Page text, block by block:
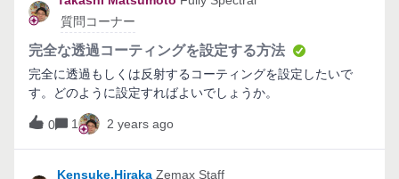
質問コーナー
完全な透過コーティングを設定する方法
完全に透過もしくは反射するコーティングを設定したいで
す。どのように設定すればよいでしょうか。
0 1 2 years ago
Kensuke.Hiraka Zemax Staff